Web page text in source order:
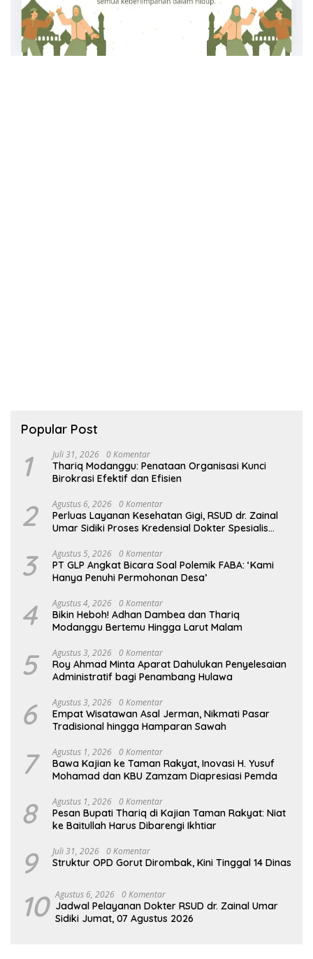
Popular Post
1 Juli 31, 2026 0 Komentar
Thariq Modanggu: Penataan Organisasi Kunci
Birokrasi Efektif dan Efisien
2 Agustus 6, 2026 0 Komentar
Perluas Layanan Kesehatan Gigi, RSUD dr. Zainal
Umar Sidiki Proses Kredensial Dokter Spesialis
3 Agustus 5, 2026 0 Komentar
PT GLP Angkat Bicara Soal Polemik FABA: ‘Kami
Hanya Penuhi Permohonan Desa’
4 Agustus 4, 2026 0 Komentar
Bikin Heboh! Adhan Dambea dan Thariq
Modanggu Bertemu Hingga Larut Malam
5 Agustus 3, 2026 0 Komentar
Roy Ahmad Minta Aparat Dahulukan Penyelesaian
Administratif bagi Penambang Hulawa
6 Agustus 3, 2026 0 Komentar
Empat Wisatawan Asal Jerman, Nikmati Pasar
Tradisional hingga Hamparan Sawah
7 Agustus 1, 2026 0 Komentar
Bawa Kajian ke Taman Rakyat, Inovasi H. Yusuf
Mohamad dan KBU Zamzam Diapresiasi Pemda
8 Agustus 1, 2026 0 Komentar
Pesan Bupati Thariq di Kajian Taman Rakyat: Niat
ke Baitullah Harus Dibarengi Ikhtiar
9 Juli 31, 2026 0 Komentar
Struktur OPD Gorut Dirombak, Kini Tinggal 14 Dinas
10 Agustus 6, 2026 0 Komentar
Jadwal Pelayanan Dokter RSUD dr. Zainal Umar
Sidiki Jumat, 07 Agustus 2026